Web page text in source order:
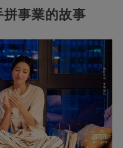
事業的故事